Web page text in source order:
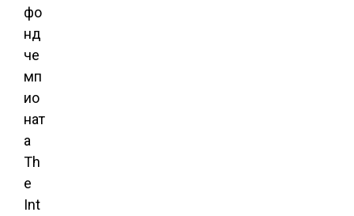
фо
нд
че
мп
ио
нат
а
Th
e
Int